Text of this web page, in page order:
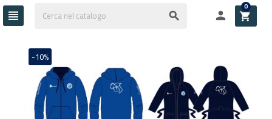
   
0
-10%